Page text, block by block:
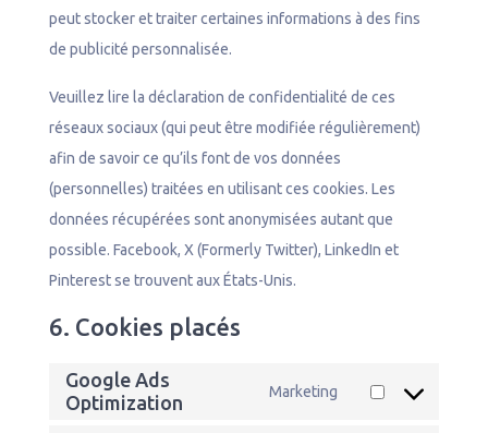
peut stocker et traiter certaines informations à des fins
de publicité personnalisée.
Veuillez lire la déclaration de confidentialité de ces
réseaux sociaux (qui peut être modifiée régulièrement)
afin de savoir ce qu’ils font de vos données
(personnelles) traitées en utilisant ces cookies. Les
données récupérées sont anonymisées autant que
possible. Facebook, X (Formerly Twitter), LinkedIn et
Pinterest se trouvent aux États-Unis.
6. Cookies placés
Google Ads
Optimization
Marketing
Consent